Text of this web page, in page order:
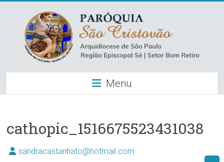
content
Paróquia
São
–
Luz
Menu
cathopic_1516675523431038
sandracastanhato@hotmail.com